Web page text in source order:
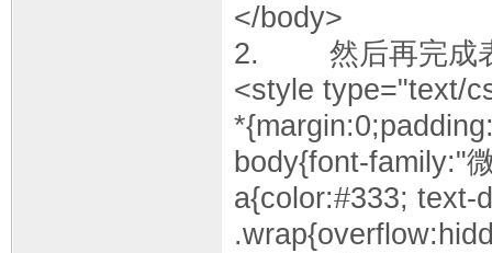
</body>
2. 然后再完成表
<style type="text/
body{font-family:"
a{color:#333; text-